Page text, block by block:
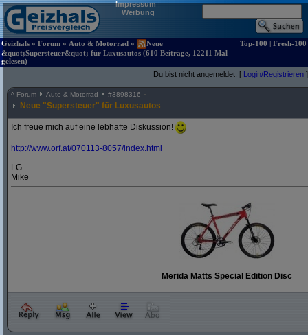
Impressum|
Werbung
Geizhals » Forum » Auto & Motorrad »
Neue
&quot;Supersteuer&quot; für Luxusautos (610 Beiträge, 12211 Mal
gelesen)
Top-100 | Fresh-100
Du bist nicht angemeldet. [ Login/Registrieren ]
^ Forum Auto & Motorrad #3898316
Neue "Supersteuer" für Luxusautos
Ich freue mich auf eine lebhafte Diskussion!
http://www.orf.at/070113-8057/index.html
LG
Mike
Merida Matts Special Edition Disc